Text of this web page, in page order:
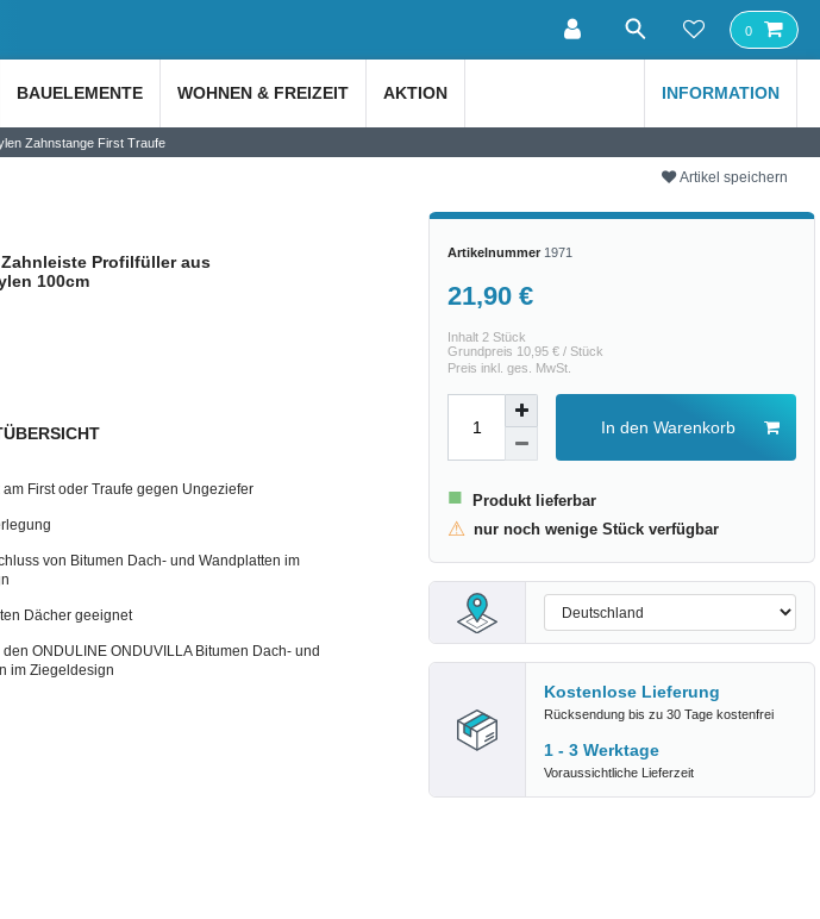
0
BAUELEMENTE WOHNEN & FREIZEIT AKTION INFORMATION
Zahnstange First Traufe
Profilfüller aus
100cm
Artikel speichern
am First oder Traufe gegen Ungeziefer
von Bitumen Dach- und Wandplatten im
Dächer geeignet
ONDULINE ONDUVILLA Bitumen Dach- und
im Ziegeldesign
Artikelnummer 1971
21,90 €
Inhalt 2Stück
Grundpreis 10,95 € / Stück
Preis inkl. ges. MwSt.
In den Warenkorb
■ Produkt lieferbar
⚠ nur noch wenige Stück verfügbar
Kostenlose Lieferung
Rücksendung bis zu 30 Tage kostenfrei
1 - 3 Werktage
Voraussichtliche Lieferzeit